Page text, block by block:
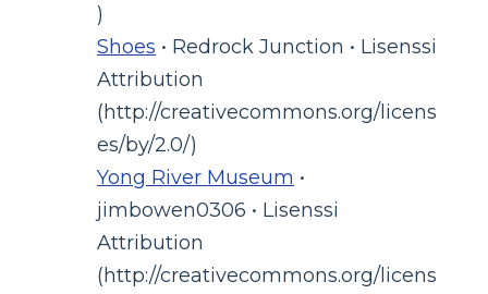
)
Shoes • Redrock Junction • Lisenssi
Attribution
(http://creativecommons.org/licens
es/by/2.0/)
Yong River Museum •
jimbowen0306 • Lisenssi
Attribution
(http://creativecommons.org/licens